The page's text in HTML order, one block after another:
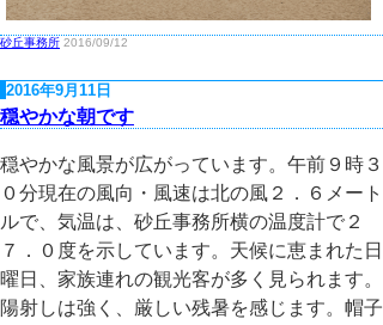
砂丘事務所 2016/09/12
2016年9月11日
穏やかな朝です
穏やかな風景が広がっています。午前９時３
０分現在の風向・風速は北の風２．６メート
ルで、気温は、砂丘事務所横の温度計で２
７．０度を示しています。天候に恵まれた日
曜日、家族連れの観光客が多く見られます。
陽射しは強く、厳しい残暑を感じます。帽子